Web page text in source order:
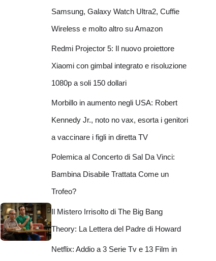
Samsung, Galaxy Watch Ultra2, Cuffie
Wireless e molto altro su Amazon
Redmi Projector 5: Il nuovo proiettore
Xiaomi con gimbal integrato e risoluzione
1080p a soli 150 dollari
Morbillo in aumento negli USA: Robert
Kennedy Jr., noto no vax, esorta i genitori
a vaccinare i figli in diretta TV
Polemica al Concerto di Sal Da Vinci:
Bambina Disabile Trattata Come un
Trofeo?
Il Mistero Irrisolto di The Big Bang
Theory: La Lettera del Padre di Howard
Netflix: Addio a 3 Serie Tv e 13 Film in